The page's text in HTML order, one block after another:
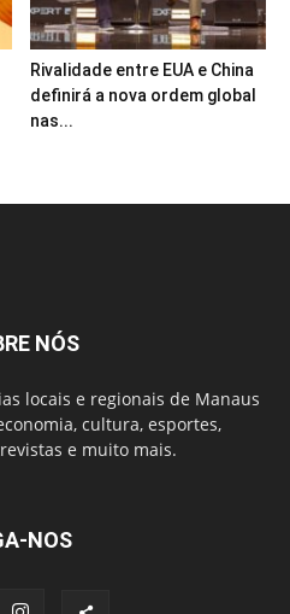
Rivalidade entre EUA e China
definirá a nova ordem global
nas...
NÓS
locais e regionais de Manaus
cultura, esportes,
e muito mais.
NOS